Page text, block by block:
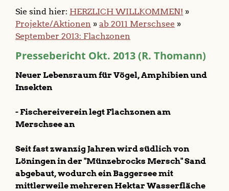
Sie sind hier: HERZLICH WILLKOMMEN! »
Projekte/Aktionen » ab 2011 Merschsee »
September 2013: Flachzonen
Pressebericht Okt. 2013 (R. Thomann)
Neuer Lebensraum für Vögel, Amphibien und
Insekten
- Fischereiverein legt Flachzonen am
Merschsee an
Seit fast zwanzig Jahren wird südlich von
Löningen in der "Münzebrocks Mersch" Sand
abgebaut, wodurch ein Baggersee mit
mittlerweile mehreren Hektar Wasserfläche